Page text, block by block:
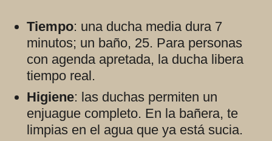
Tiempo: una ducha media dura 7
minutos; un baño, 25. Para personas
con agenda apretada, la ducha libera
tiempo real.
Higiene: las duchas permiten un
enjuague completo. En la bañera, te
limpias en el agua que ya está sucia.